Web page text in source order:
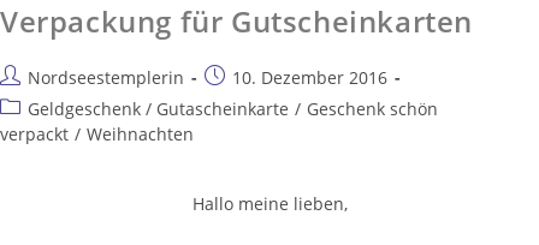
Verpackung für Gutscheinkarten
Nordseestemplerin
10. Dezember 2016
Geldgeschenk / Gutascheinkarte / Geschenk schön
verpackt / Weihnachten
Hallo meine lieben,